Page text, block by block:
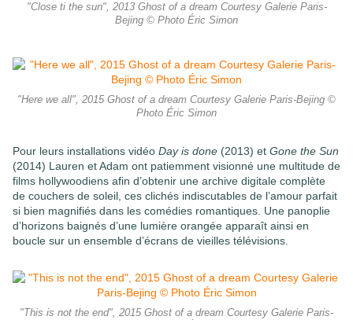
"Close ti the sun", 2013 Ghost of a dream Courtesy Galerie Paris-
Bejing © Photo Éric Simon
"Here we all", 2015 Ghost of a dream Courtesy Galerie Paris-Bejing ©
Photo Éric Simon
Pour leurs installations vidéo Day is done (2013) et Gone the Sun
(2014) Lauren et Adam ont patiemment visionné une multitude de
films hollywoodiens afin d’obtenir une archive digitale complète
de couchers de soleil, ces clichés indiscutables de l’amour parfait
si bien magnifiés dans les comédies romantiques. Une panoplie
d’horizons baignés d’une lumière orangée apparaît ainsi en
boucle sur un ensemble d’écrans de vieilles télévisions.
"This is not the end", 2015 Ghost of a dream Courtesy Galerie Paris-